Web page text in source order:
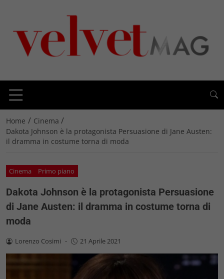
Home / Cinema /
Dakota Johnson è la protagonista Persuasione di Jane Austen:
il dramma in costume torna di moda
Cinema Primo piano
Dakota Johnson è la protagonista Persuasione
di Jane Austen: il dramma in costume torna di
moda
Lorenzo Cosimi - 21 Aprile 2021